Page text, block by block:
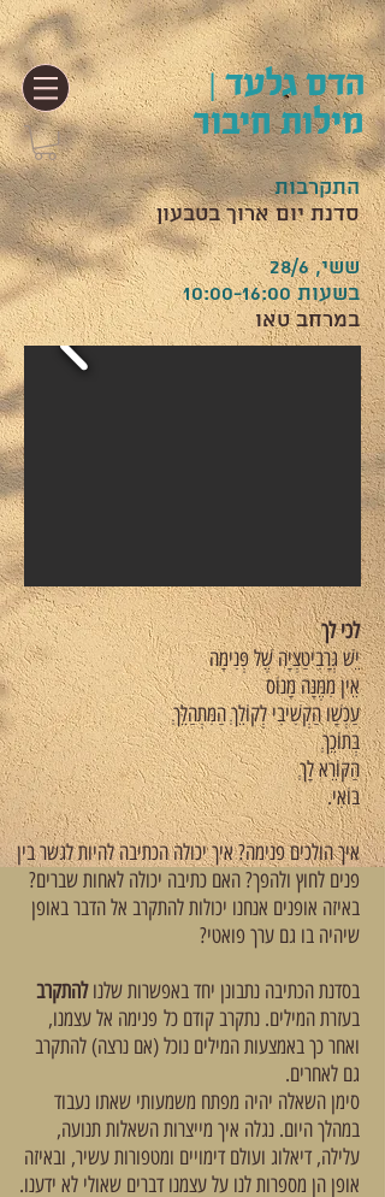
הדס גלעד |
מילות חיבור
התקרבות
סדנת יום ארוך בטבעון
ששי, 28/6
בשעות 10:00-16:00
במרחב טאו
לכי לך
יֵשׁ גְּרָבִיטַצְיָה שֶׁל פְּנִימָה
אֵין מִמֶּנָּה מָנוֹס
עַכְשָׁו הַקְשִׁיבִי לְקוֹלֵךְ הַמִּתְהַלֵּךְ
בְּתוֹכֵךְ
הַקּוֹרֵא לָךְ
בּוֹאִי.
איך הולכים פנימה? איך יכולה הכתיבה להיות לגשר בין
פנים לחוץ ולהפך? האם כתיבה יכולה לאחות שברים?
באיזה אופנים אנחנו יכולות להתקרב אל הדבר באופן
שיהיה בו גם ערך פואטי?
בסדנת הכתיבה נתבונן יחד באפשרות שלנולהתקרב
בעזרת המילים. נתקרב קודם כל פנימה אל עצמנו,
ואחר כך באמצעות המילים נוכל (אם נרצה) להתקרב
גם לאחרים.
סימן השאלה יהיה מפתח משמעותי שאתו נעבוד
במהלך היום. נגלה איך מייצרות השאלות תנועה,
עלילה, דיאלוג ועולם דימויים ומטפורות עשיר, ובאיזה
אופן הן מספרות לנו על עצמנו דברים שאולי לא ידענו.